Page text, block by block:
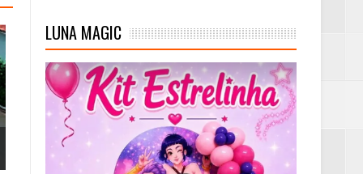
LUNA MAGIC